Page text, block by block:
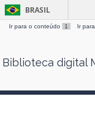
Skip
BRASIL
Ir para o conteúdo 1 Ir
Biblioteca digital